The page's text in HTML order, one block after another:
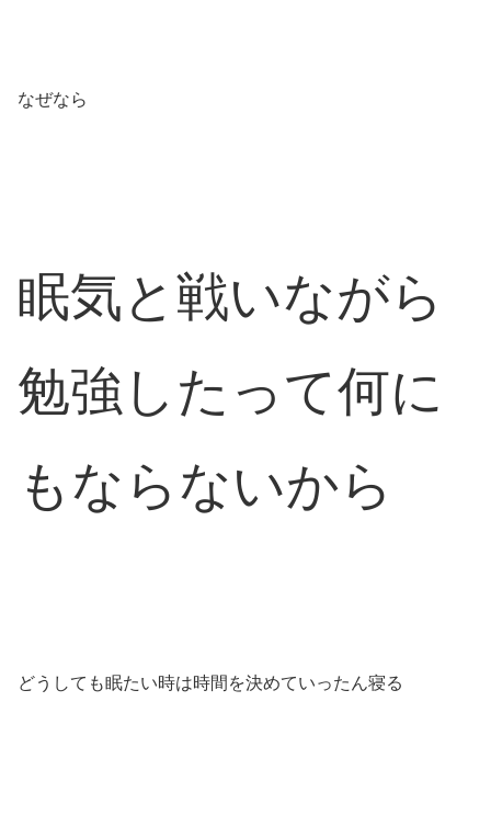
なぜなら
眠気と戦いながら
勉強したって何に
もならないから
どうしても眠たい時は時間を決めていったん寝る